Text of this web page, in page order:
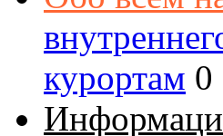
курортам 0